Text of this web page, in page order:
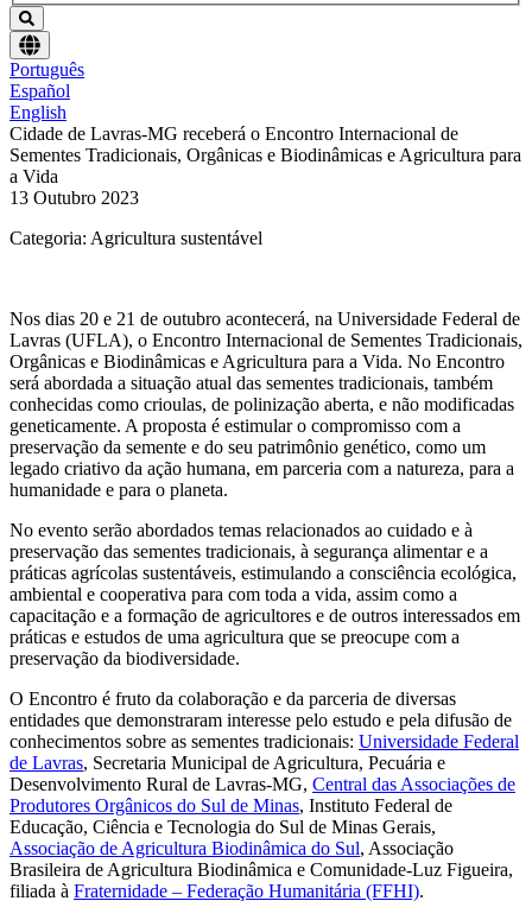
Escolha
um
idioma
Português
Español
English
Cidade de Lavras-MG receberá o Encontro Internacional de
Sementes Tradicionais, Orgânicas e Biodinâmicas e Agricultura para
a Vida
13 Outubro 2023
Categoria: Agricultura sustentável
Nos dias 20 e 21 de outubro acontecerá, na Universidade Federal de
Lavras (UFLA), o Encontro Internacional de Sementes Tradicionais,
Orgânicas e Biodinâmicas e Agricultura para a Vida. No Encontro
será abordada a situação atual das sementes tradicionais, também
conhecidas como crioulas, de polinização aberta, e não modificadas
geneticamente. A proposta é estimular o compromisso com a
preservação da semente e do seu patrimônio genético, como um
legado criativo da ação humana, em parceria com a natureza, para a
humanidade e para o planeta.
No evento serão abordados temas relacionados ao cuidado e à
preservação das sementes tradicionais, à segurança alimentar e a
práticas agrícolas sustentáveis, estimulando a consciência ecológica,
ambiental e cooperativa para com toda a vida, assim como a
capacitação e a formação de agricultores e de outros interessados em
práticas e estudos de uma agricultura que se preocupe com a
preservação da biodiversidade.
O Encontro é fruto da colaboração e da parceria de diversas
entidades que demonstraram interesse pelo estudo e pela difusão de
conhecimentos sobre as sementes tradicionais: Universidade Federal
de Lavras, Secretaria Municipal de Agricultura, Pecuária e
Desenvolvimento Rural de Lavras-MG, Central das Associações de
Produtores Orgânicos do Sul de Minas, Instituto Federal de
Educação, Ciência e Tecnologia do Sul de Minas Gerais,
Associação de Agricultura Biodinâmica do Sul, Associação
Brasileira de Agricultura Biodinâmica e Comunidade-Luz Figueira,
filiada à Fraternidade – Federação Humanitária (FFHI).